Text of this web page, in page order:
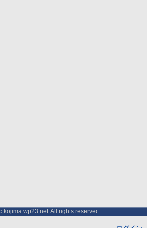
kojima.wp23.net, All rights reserved.